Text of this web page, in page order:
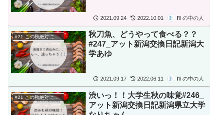
2021.09.24 2022.10.01 I'll の中の人
#21 この秋絶対に食べたいもの
秋刀魚、どうやって食べる？？
#247_アット新潟交換日記新潟大
学あゆ
2021.09.17 2022.06.11 I'll の中の人
#21 この秋絶対に食べたいもの
渋いっ！！大学生秋の味覚#246_
アット新潟交換日記新潟県立大学